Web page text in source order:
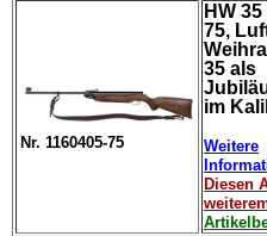
Nr. 1160405-75
HW
75,
35 als
im
Weitere
Diesen